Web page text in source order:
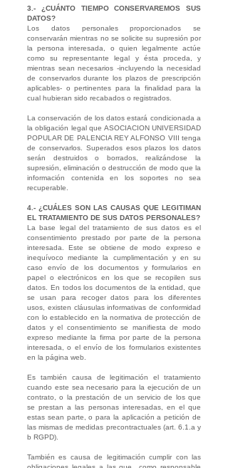
3.- ¿CUÁNTO TIEMPO CONSERVAREMOS SUS
DATOS?
Los datos personales proporcionados se
conservarán mientras no se solicite su supresión por
la persona interesada, o quien legalmente actúe
como su representante legal y ésta proceda, y
mientras sean necesarios -incluyendo la necesidad
de conservarlos durante los plazos de prescripción
aplicables- o pertinentes para la finalidad para la
cual hubieran sido recabados o registrados.
La conservación de los datos estará condicionada a
la obligación legal que ASOCIACION UNIVERSIDAD
POPULAR DE PALENCIA REY ALFONSO VIII tenga
de conservarlos. Superados esos plazos los datos
serán destruidos o borrados, realizándose la
supresión, eliminación o destrucción de modo que la
información contenida en los soportes no sea
recuperable.
4.- ¿CUÁLES SON LAS CAUSAS QUE LEGITIMAN
EL TRATAMIENTO DE SUS DATOS PERSONALES?
La base legal del tratamiento de sus datos es el
consentimiento prestado por parte de la persona
interesada. Este se obtiene de modo expreso e
inequívoco mediante la cumplimentación y en su
caso envío de los documentos y formularios en
papel o electrónicos en los que se recopilen sus
datos. En todos los documentos de la entidad, que
se usan para recoger datos para los diferentes
usos, existen cláusulas informativas de conformidad
con lo establecido en la normativa de protección de
datos y el consentimiento se manifiesta de modo
expreso mediante la firma por parte de la persona
interesada, o el envío de los formularios existentes
en la página web.
Es también causa de legitimación el tratamiento
cuando este sea necesario para la ejecución de un
contrato, o la prestación de un servicio de los que
se prestan a las personas interesadas, en el que
estas sean parte, o para la aplicación a petición de
las mismas de medidas precontractuales (art. 6.1.a y
b RGPD).
También es causa de legitimación cumplir con las